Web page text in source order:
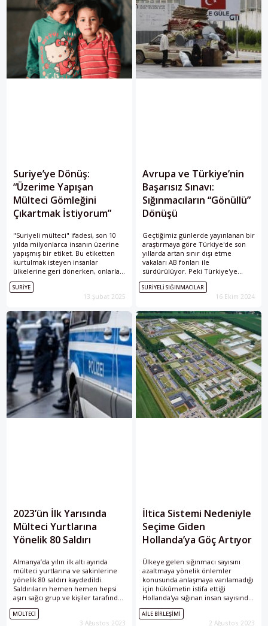
Suriye’ye Dönüş:
“Üzerime Yapışan
Mülteci Gömleğini
Çıkartmak İstiyorum”
"Suriyeli mülteci" ifadesi, son 10
yılda milyonlarca insanın üzerine
yapışmış bir etiket. Bu etiketten
kurtulmak isteyen insanlar
ülkelerine geri dönerken, onlarla
yolu kesişmiş olan toplumlara da
insan onuru konusunda bir ders
SURIYE
13 Şubat 2025
Avrupa ve Türkiye’nin
Başarısız Sınavı:
Sığınmacıların “Gönüllü”
Dönüşü
Geçtiğimiz günlerde yayınlanan bir
araştırmaya göre Türkiye'de son
yıllarda artan sınır dışı etme
vakaları AB fonları ile
sürdürülüyor. Peki Türkiye'ye
yönelik kötü muamele
suçlamalarının içeriği nedir?
Türkiye sığınmacılar konusunda ne
SURIYELI SIĞINMACILAR
16 Ekim 2024
2023’ün İlk Yarısında
Mülteci Yurtlarına
Yönelik 80 Saldırı
Almanya’da yılın ilk altı ayında
mülteci yurtlarına ve sakinlerine
yönelik 80 saldırı kaydedildi.
Saldırıların hemen hemen hepsi
aşırı sağcı grup ve kişiler tarafından
gerçekleştirildi.
MÜLTECI
3 Ağustos 2023
İltica Sistemi Nedeniyle
Seçime Giden
Hollanda’ya Göç Artıyor
Ülkeye gelen sığınmacı sayısını
azaltmaya yönelik önlemler
konusunda anlaşmaya varılamadığı
için hükûmetin istifa ettiği
Hollanda'ya sığınan insan sayısında
bir artış olsa da, aile birleşimi
vizesi alanların geçen yıla göre
AILE BIRLEŞIMI
2 Ağustos 2023